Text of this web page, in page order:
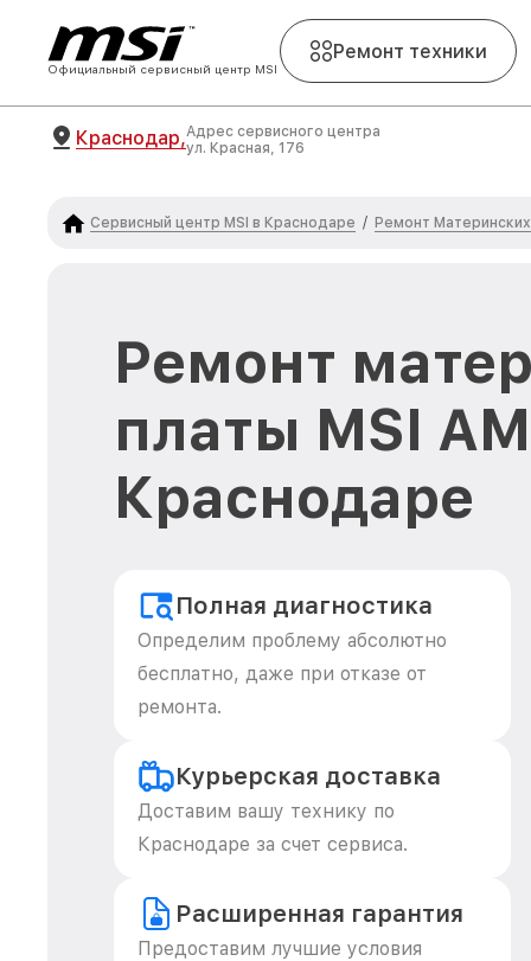
Официальный сервисный центр MSI
Ремонт техники
Краснодар,Адрес сервисного центра
ул. Красная, 176
Сервисный центр MSI в Краснодаре / Ремонт Материнских
Ремонт
платы MSI
Краснодаре
Полная диагностика
Определим проблему абсолютно
бесплатно, даже при отказе от
ремонта.
Курьерская доставка
Доставим вашу технику по
Краснодаре за счет сервиса.
Расширенная гарантия
Предоставим лучшие условия